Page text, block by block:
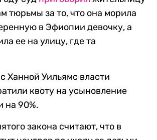
тюрьмы за то, что она морила
в Эфиопии девочку, а
ее на улицу, где та
Ханной Уильямс власти
квоту на усыновление
на 90%.
закона считают, что в